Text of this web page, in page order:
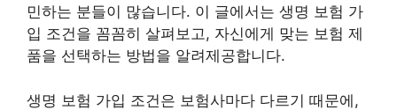
민하는 분들이 많습니다. 이 글에서는 생명 보험 가
입 조건을 꼼꼼히 살펴보고, 자신에게 맞는 보험 제
품을 선택하는 방법을 알려제공합니다.
생명 보험 가입 조건은 보험사마다 다르기 때문에,